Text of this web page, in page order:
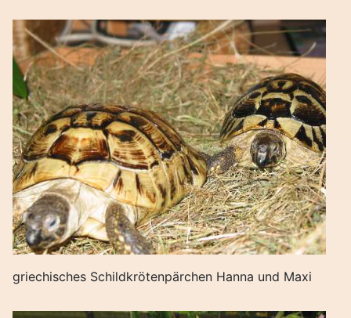
griechisches Schildkrötenpärchen Hanna und Maxi